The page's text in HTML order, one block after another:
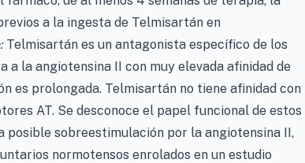
a la ingesta de Telmisartán en
Telmisartán es un antagonista específico de los
a la angiotensina II con muy elevada afinidad de
es prolongada. Telmisartán no tiene afinidad con
AT. Se desconoce el papel funcional de estos
sobreestimulación por la angiotensina II,
normotensos enrolados en un estudio